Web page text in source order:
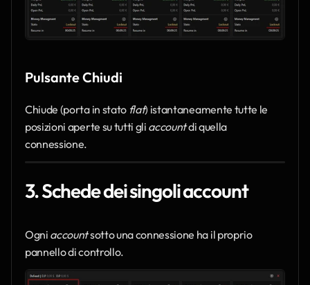
Pulsante Chiudi
Chiude (porta in stato flat) istantaneamente tutte le
posizioni aperte su tutti gli account di quella
connessione.
3. Schede dei singoli account
Ogni account sotto una connessione ha il proprio
pannello di controllo.